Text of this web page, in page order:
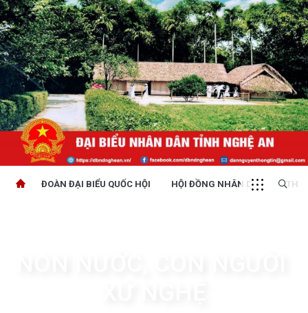
ĐOÀN ĐẠI BIỂU QUỐC HỘI HỘI ĐỒNG NHÂN DÂN